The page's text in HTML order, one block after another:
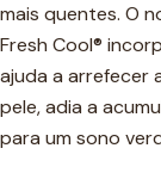
mais quentes. O
Fresh Cool®
ajuda a arrefecer
pele, adia a
para um sono